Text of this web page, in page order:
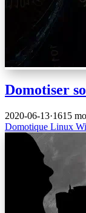
Domotiser
2020-06-13·1615
Domotique Linux